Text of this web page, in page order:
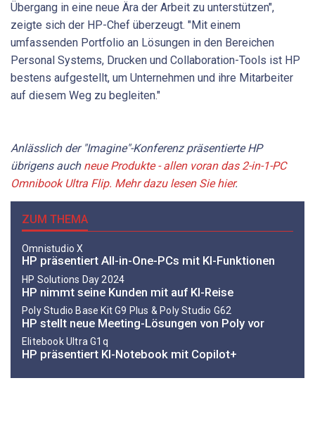
Übergang in eine neue Ära der Arbeit zu unterstützen",
zeigte sich der HP-Chef überzeugt. "Mit einem
umfassenden Portfolio an Lösungen in den Bereichen
Personal Systems, Drucken und Collaboration-Tools ist HP
bestens aufgestellt, um Unternehmen und ihre Mitarbeiter
auf diesem Weg zu begleiten."
Anlässlich der "Imagine"-Konferenz präsentierte HP
übrigens auch neue Produkte - allen voran das 2-in-1-PC
Omnibook Ultra Flip. Mehr dazu lesen Sie hier.
ZUM THEMA
Omnistudio X
HP präsentiert All-in-One-PCs mit KI-Funktionen
HP Solutions Day 2024
HP nimmt seine Kunden mit auf KI-Reise
Poly Studio Base Kit G9 Plus & Poly Studio G62
HP stellt neue Meeting-Lösungen von Poly vor
Elitebook Ultra G1q
HP präsentiert KI-Notebook mit Copilot+